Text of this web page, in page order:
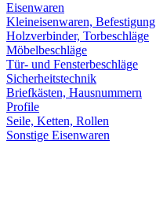
Eisenwaren
Kleineisenwaren, Befestigung
Holzverbinder, Torbeschläge
Möbelbeschläge
Tür- und Fensterbeschläge
Sicherheitstechnik
Briefkästen, Hausnummern
Profile
Seile, Ketten, Rollen
Sonstige Eisenwaren